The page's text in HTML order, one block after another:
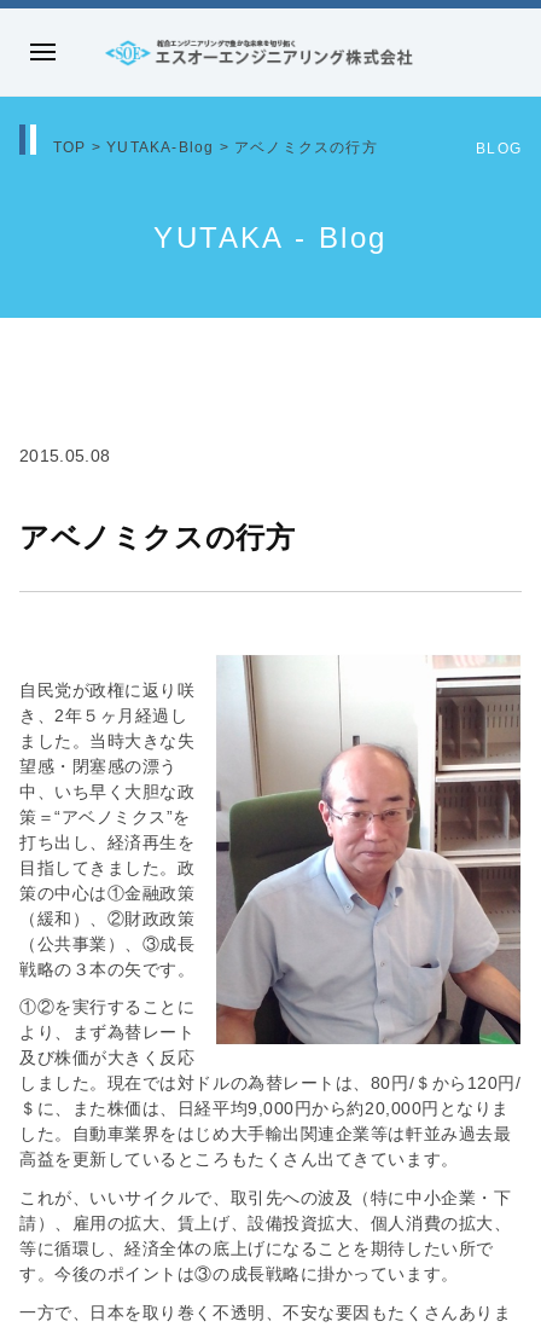
コ
オ
ニ
グ
式
社
メ
ニ
ュ
TOP >YUTAKA-Blog > アベノミクスの行方 BLOG
YUTAKA - Blog
2015.05.08
アベノミクスの行方
自民党が政権に返り咲
き、2年５ヶ月経過し
ました。当時大きな失
望感・閉塞感の漂う
中、いち早く大胆な政
策＝“アベノミクス”を
打ち出し、経済再生を
目指してきました。政
策の中心は①金融政策
（緩和）、②財政政策
（公共事業）、③成長
戦略の３本の矢です。
①②を実行することに
より、まず為替レート
及び株価が大きく反応
しました。現在では対ドルの為替レートは、80円/＄から120円/
＄に、また株価は、日経平均9,000円から約20,000円となりま
した。自動車業界をはじめ大手輸出関連企業等は軒並み過去最
高益を更新しているところもたくさん出てきています。
これが、いいサイクルで、取引先への波及（特に中小企業・下
請）、雇用の拡大、賃上げ、設備投資拡大、個人消費の拡大、
等に循環し、経済全体の底上げになることを期待したい所で
す。今後のポイントは③の成長戦略に掛かっています。
一方で、日本を取り巻く不透明、不安な要因もたくさんありま